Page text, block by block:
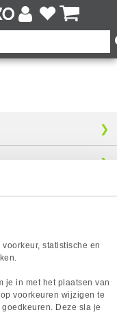
statistische en
je in met het plaatsen van
voorkeuren wijzigen te
Deze sla je